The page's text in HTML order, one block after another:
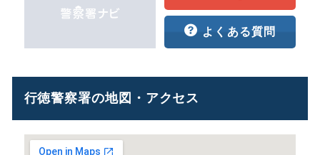
よくある質問
行徳警察署の地図・アクセス